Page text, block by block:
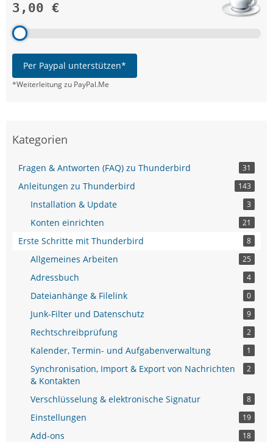
3,00 €
Per Paypal unterstützen*
*Weiterleitung zu PayPal.Me
Kategorien
Fragen & Antworten (FAQ) zu Thunderbird 31
Anleitungen zu Thunderbird 143
Installation & Update 3
Konten einrichten 21
Erste Schritte mit Thunderbird 8
Allgemeines Arbeiten 25
Adressbuch 4
Dateianhänge & Filelink 0
Junk-Filter und Datenschutz 9
Rechtschreibprüfung 2
Kalender, Termin- und Aufgabenverwaltung 1
Synchronisation, Import & Export von Nachrichten
& Kontakten
2
Verschlüsselung & elektronische Signatur 8
Einstellungen 19
Add-ons 18